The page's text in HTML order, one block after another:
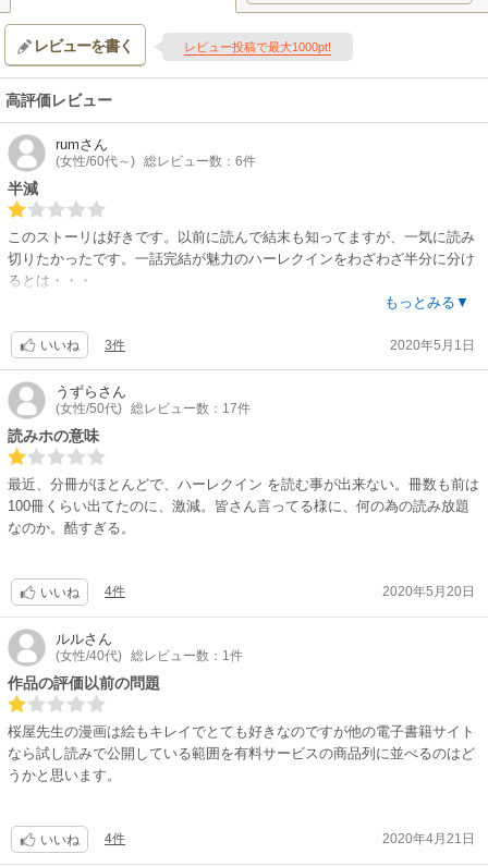
レビューを書く レビュー投稿で最大1000pt!
高評価レビュー
rumさん
(女性/60代～) 総レビュー数：6件
半減
このストーリは好きです。以前に読んで結末も知ってますが、一気に読み
切りたかったです。一話完結が魅力のハーレクインをわざわざ半分に分け
るとは・・・
もっとみる▼
いいね 3件 2020年5月1日
うずら さん
(女性/50代) 総レビュー数：17件
読みホの意味
最近、分冊がほとんどで、ハーレクイン を読む事が出来ない。冊数も前は
100冊くらい出てたのに、激減。皆さん言ってる様に、何の為の読み放題
なのか。酷すぎる。
いいね 4件 2020年5月20日
ルルさん
(女性/40代) 総レビュー数：1件
作品の評価以前の問題
桜屋先生の漫画は絵もキレイでとても好きなのですが他の電子書籍サイト
なら試し読みで公開している範囲を有料サービスの商品列に並べるのはど
うかと思います。
いいね 4件 2020年4月21日